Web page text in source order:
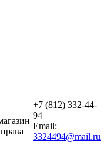
+7 (812) 332-44-
94
Email:
3324494@mail.ru